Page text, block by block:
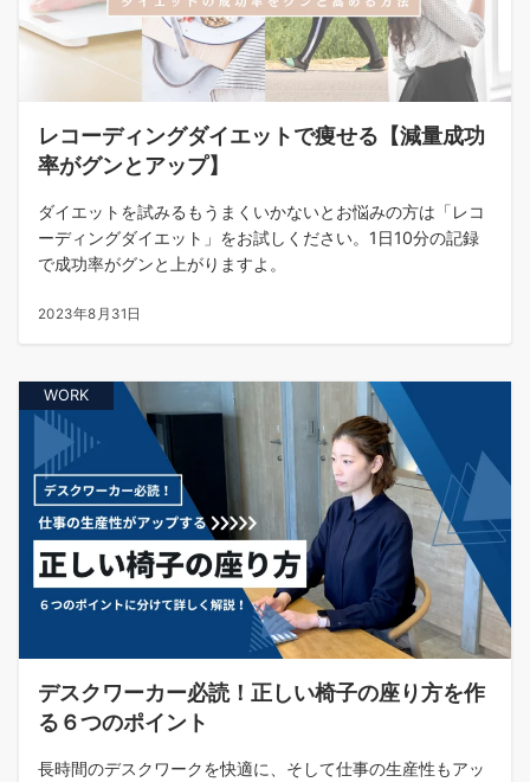
レコーディングダイエットで痩せる【減量成功
率がグンとアップ】
ダイエットを試みるもうまくいかないとお悩みの方は「レコ
ーディングダイエット」をお試しください。1日10分の記録
で成功率がグンと上がりますよ。
2023年8月31日
WORK
デスクワーカー必読！正しい椅子の座り方を作
る６つのポイント
長時間のデスクワークを快適に、そして仕事の生産性もアッ